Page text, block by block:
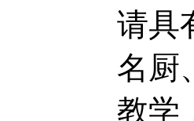
请具
名厨
教学